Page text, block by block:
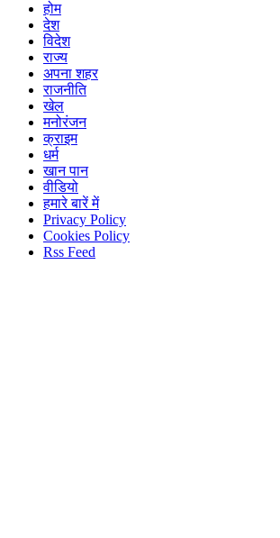
होम
देश
विदेश
राज्य
अपना शहर
राजनीति
खेल
मनोरंजन
क्राइम
धर्म
खान पान
वीडियो
हमारे बारें में
Privacy Policy
Cookies Policy
Rss Feed